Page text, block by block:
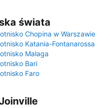
świata
Chopina w Warszawie
Katania-Fontanarossa
Malaga
Bari
Faro